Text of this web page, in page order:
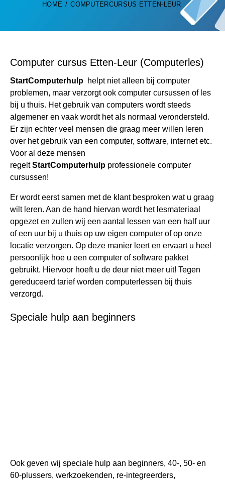
HOME COMPUTERCURSUS ETTEN-LEUR
Computer cursus Etten-Leur (Computerles)
StartComputerhulp helpt niet alleen bij computer
problemen, maar verzorgt ook computer cursussen of les
bij u thuis. Het gebruik van computers wordt steeds
algemener en vaak wordt het als normaal verondersteld.
Er zijn echter veel mensen die graag meer willen leren
over het gebruik van een computer, software, internet etc.
Voor al deze mensen
regeltStartComputerhulp professionele computer
cursussen!
Er wordt eerst samen met de klant besproken wat u graag
wilt leren. Aan de hand hiervan wordt het lesmateriaal
opgezet en zullen wij een aantal lessen van een half uur
of een uur bij u thuis op uw eigen computer of op onze
locatie verzorgen. Op deze manier leert en ervaart u heel
persoonlijk hoe u een computer of software pakket
gebruikt. Hiervoor hoeft u de deur niet meer uit! Tegen
gereduceerd tarief worden computerlessen bij thuis
verzorgd.
Speciale hulp aan beginners
Ook geven wij speciale hulp aan beginners, 40-, 50- en
60-plussers, werkzoekenden, re-integreerders,